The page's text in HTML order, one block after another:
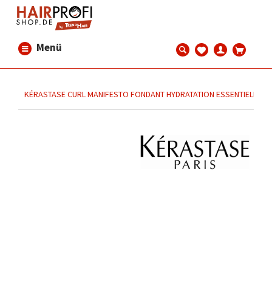
Menü
KÉRASTASE CURL MANIFESTO FONDANT HYDRATATION ESSENTIELLE